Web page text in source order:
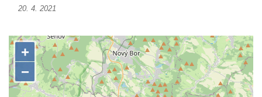
Křížová cesta Římov – XV. kaple – Malý
Křížová cesta Římov – XIV. kaple – U
Kaifáše (U Děvečky)
Křížová cesta Římov – XIII. kaple – U
Annáše (U Kaifáše)
20. 4. 2021